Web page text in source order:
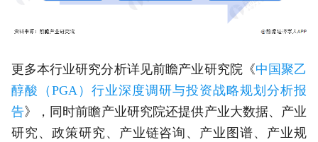
更多本行业研究分析详见前瞻产业研究院《中国聚乙
醇酸（PGA）行业深度调研与投资战略规划分析报
告》，同时前瞻产业研究院还提供产业大数据、产业
研究、政策研究、产业链咨询、产业图谱、产业规